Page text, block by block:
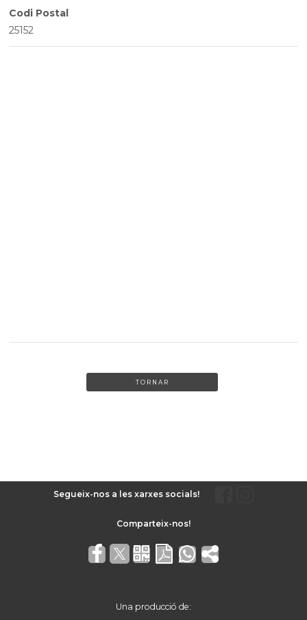
Codi Postal
25152
TORNAR
Segueix-nos a les xarxes socials!
Una producció de: